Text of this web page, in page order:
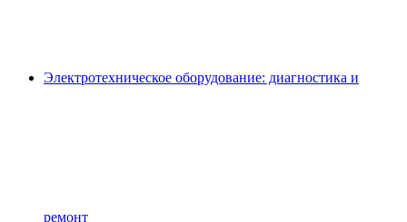
Электротехническое оборудование: диагностика и
ремонт